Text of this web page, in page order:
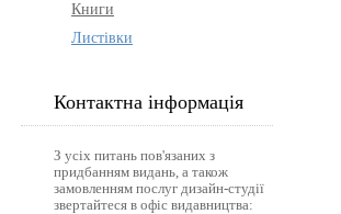
Книги
Листівки
Контактна інформація
З усіх питань пов'язаних з
придбанням видань, а також
замовленням послуг дизайн-студії
звертайтеся в офіс видавництва: